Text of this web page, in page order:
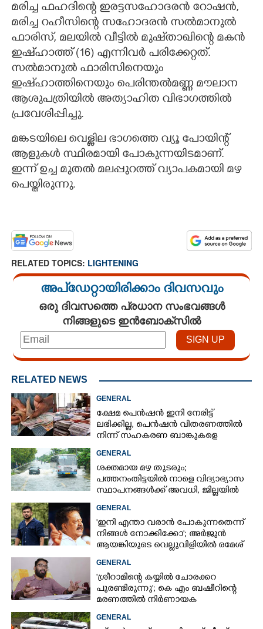
മരിച്ച ഫഹദിന്റെ ഇരട്ടസഹോദരൻ റോഷൻ,
മരിച്ച റഹീസിന്റെ സഹോദരൻ സൽമാനുൽ
ഫാരിസ്‌, മലയിൽ വീട്ടിൽ മുഷ്‌താഖിന്റെ മകൻ
ഇഷ്‌ഹാത്ത് (16) എന്നിവർ പരിക്കേറ്റത്.
സൽമാനുൽ ഫാരിസിനെയും
ഇഷ്‌ഹാത്തിനെയും പെരിന്തൽമണ്ണ മൗലാന
ആശുപത്രിയിൽ അത്യാഹിത വിഭാഗത്തിൽ
പ്രവേശിപ്പിച്ചു.
മങ്കടയിലെ വെള്ളില ഭാഗത്തെ വ്യൂ പോയിന്റ്
ആളുകൾ സ്ഥിരമായി പോകുന്നയിടമാണ്.
ഇന്ന് ഉച്ച മുതൽ മലപ്പുറത്ത് വ്യാപകമായി മഴ
പെയ്തിരുന്നു.
RELATED TOPICS: LIGHTENING
അപ്ഡേറ്റായിരിക്കാം ദിവസവും
ഒരു ദിവസത്തെ പ്രധാന സംഭവങ്ങൾ
നിങ്ങളുടെ ഇൻബോക്സിൽ
RELATED NEWS
GENERAL
ക്ഷേമ പെൻഷൻ ഇനി നേരിട്ട്
ലഭിക്കില്ല,​ പെൻഷൻ വിതരണത്തിൽ
നിന്ന് സഹകരണ ബാങ്കുകളെ
GENERAL
ശക്തമായ മഴ തുടരും;
പത്തനംതിട്ടയിൽ നാളെ വിദ്യാഭ്യാസ
സ്ഥാപനങ്ങൾക്ക് അവധി,​ ജില്ലയിൽ
GENERAL
'ഇനി എന്താ വരാൻ പോകുന്നതെന്ന്
നിങ്ങൾ നോക്കിക്കോ'; അർജുൻ
ആയങ്കിയുടെ വെല്ലുവിളിയിൽ രമേശ്
GENERAL
'ശ്രീറാമിന്റെ കയ്യിൽ ചോരക്കറ
പുരണ്ടിരുന്നു'; കെ എം ബഷീറിന്റെ
മരണത്തിൽ നിർണായക
GENERAL